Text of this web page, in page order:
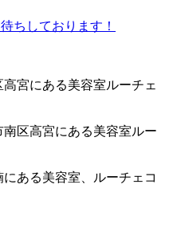
ちしております！
宮にある美容室ルーチェ
南区高宮にある美容室ルー
ある美容室、ルーチェコ